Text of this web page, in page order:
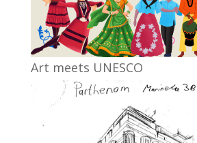
Art meets UNESCO